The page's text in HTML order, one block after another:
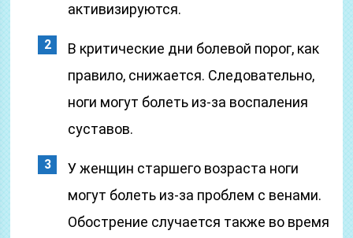
активизируются.
В критические дни болевой порог, как
правило, снижается. Следовательно,
ноги могут болеть из-за воспаления
суставов.
У женщин старшего возраста ноги
могут болеть из-за проблем с венами.
Обострение случается также во время